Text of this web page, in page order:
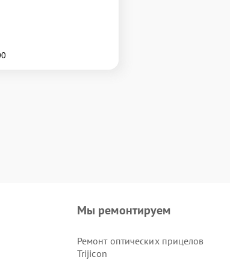
Мы ремонтируем
Ремонт оптических прицелов
Trijicon